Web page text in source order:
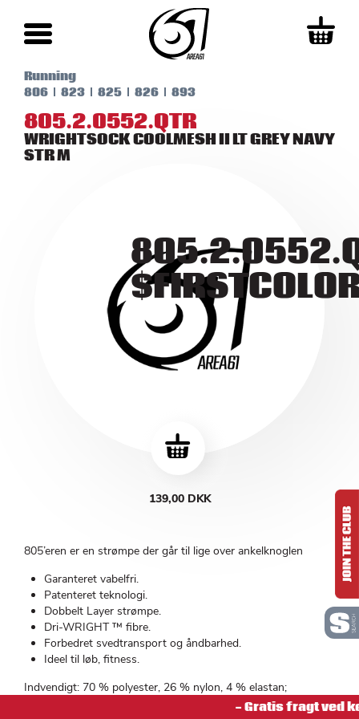
Running
806
823 825 826 893
805.2.0552.QTR
WRIGHTSOCK COOLMESH II LT GREY NAVY
STR M
139,00 DKK
805’eren er en strømpe der går til lige over ankelknoglen
Garanteret vabelfri.
Patenteret teknologi.
Dobbelt Layer strømpe.
Dri-WRIGHT ™ fibre.
Forbedret svedtransport og åndbarhed.
Ideel til løb, fitness.
Indvendigt: 70 % polyester, 26 % nylon, 4 % elastan;
Udvendigt: 71 % polyester, 24 % nylon, 5 % elastan- Gratis fragt ved